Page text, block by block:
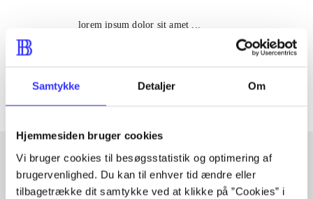
Samtykke Detaljer Om
Hjemmesiden bruger cookies
Vi bruger cookies til besøgsstatistik og optimering af
brugervenlighed. Du kan til enhver tid ændre eller
tilbagetrække dit samtykke ved at klikke på ”Cookies” i
lorem ipsum dolor sit amet ...
Artikler med samme emner